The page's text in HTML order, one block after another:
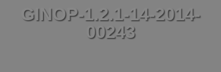
GINOP-1.2.1-14-2014-
00243